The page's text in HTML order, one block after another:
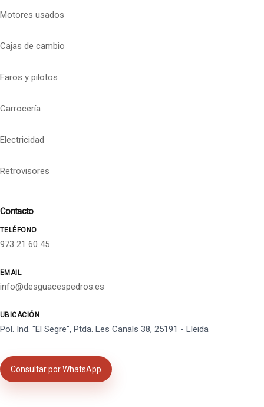
Motores usados
Cajas de cambio
Faros y pilotos
Carrocería
Electricidad
Retrovisores
Contacto
TELÉFONO
973 21 60 45
EMAIL
info@desguacespedros.es
UBICACIÓN
Pol. Ind. "El Segre", Ptda. Les Canals 38, 25191 - Lleida
Consultar por WhatsApp